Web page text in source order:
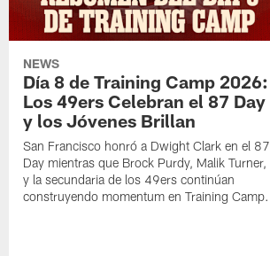
NEWS
Día 8 de Training Camp 2026:
Los 49ers Celebran el 87 Day
y los Jóvenes Brillan
San Francisco honró a Dwight Clark en el 87
Day mientras que Brock Purdy, Malik Turner,
y la secundaria de los 49ers continúan
construyendo momentum en Training Camp.